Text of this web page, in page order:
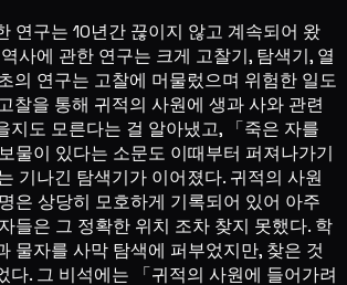
연구는 10년간 끊이지 않고 계속되어 왔
사에 관한 연구는 크게 고찰기, 탐색기, 열
의 연구는 고찰에 머물렀으며 위험한 일도
찰을 통해 귀적의 사원에 생과 사와 관련
지도 모른다는 걸 알아냈고, 「죽은 자를
물이 있다는 소문도 이때부터 퍼져나가기
기나긴 탐색기가 이어졌다. 귀적의 사원
은 상당히 모호하게 기록되어 있어 아주
들은 그 정확한 위치 조차 찾지 못했다. 학
물자를 사막 탐색에 퍼부었지만, 찾은 것
다. 그 비석에는 「귀적의 사원에 들어가려